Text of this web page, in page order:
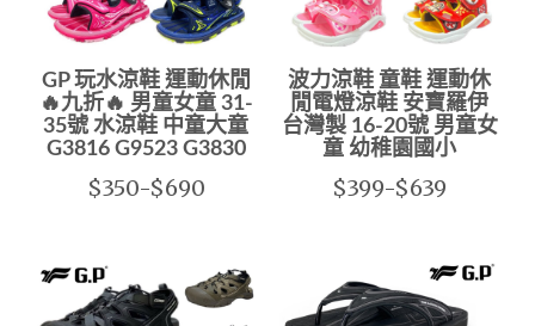
GP 玩水涼鞋 運動休閒
🔥九折🔥 男童女童 31-
35號 水涼鞋 中童大童
G3816 G9523 G3830
$350-$690
波力涼鞋 童鞋 運動休
閒電燈涼鞋 安寶羅伊
台灣製 16-20號 男童女
童 幼稚園國小
$399-$639